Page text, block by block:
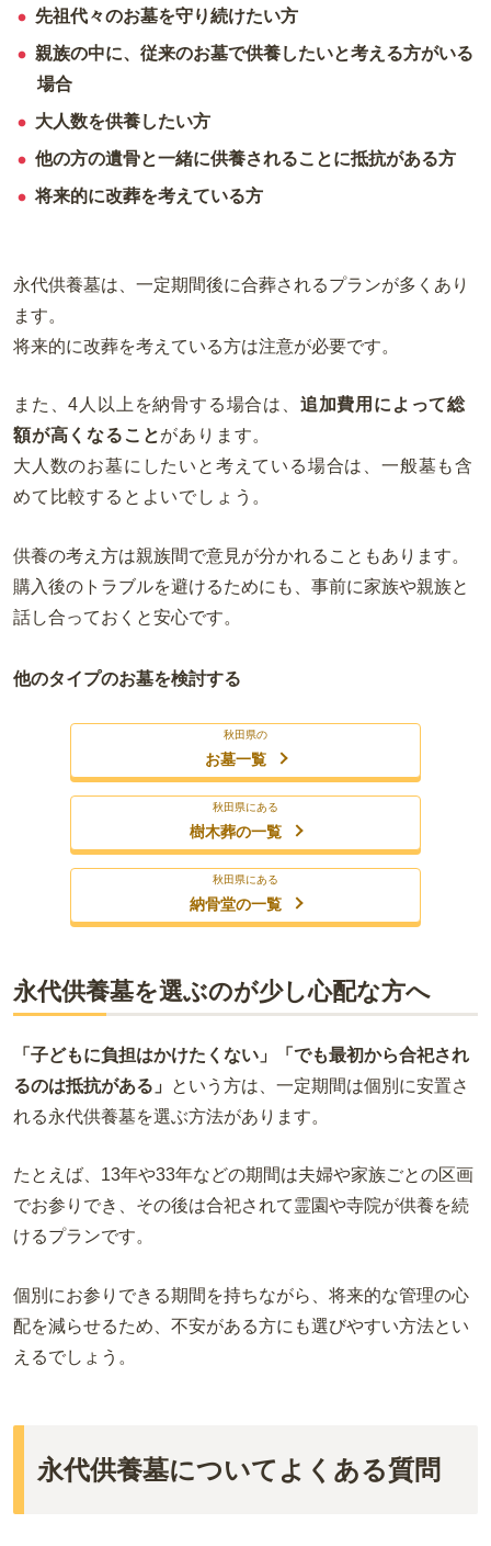
先祖代々のお墓を守り続けたい方
親族の中に、従来のお墓で供養したいと考える方がいる
場合
大人数を供養したい方
他の方の遺骨と一緒に供養されることに抵抗がある方
将来的に改葬を考えている方
永代供養墓は、一定期間後に合葬されるプランが多くあり
ます。
将来的に改葬を考えている方は注意が必要です。
また、4人以上を納骨する場合は、 追加費用によって総
額が高くなることがあります。
大人数のお墓にしたいと考えている場合は、一般墓も含
めて比較するとよいでしょう。
供養の考え方は親族間で意見が分かれることもあります。
購入後のトラブルを避けるためにも、事前に家族や親族と
話し合っておくと安心です。
他のタイプのお墓を検討する
秋田県の
お墓一覧
秋田県にある
樹木葬の一覧
秋田県にある
納骨堂の一覧
永代供養墓を選ぶのが少し心配な方へ
「子どもに負担はかけたくない」「でも最初から合祀され
るのは抵抗がある」 という方は、一定期間は個別に安置さ
れる永代供養墓を選ぶ方法があります。
たとえば、13年や33年などの期間は夫婦や家族ごとの区画
でお参りでき、その後は合祀されて霊園や寺院が供養を続
けるプランです。
個別にお参りできる期間を持ちながら、将来的な管理の心
配を減らせるため、不安がある方にも選びやすい方法とい
えるでしょう。
永代供養墓についてよくある質問